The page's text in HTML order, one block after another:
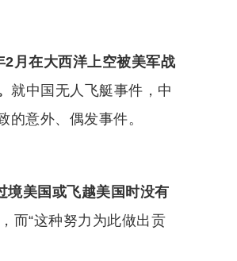
2月在大西洋上空被美军战
就中国无人飞艇事件，中
意外、偶发事件。
境美国或飞越美国时没有
而“这种努力为此做出贡